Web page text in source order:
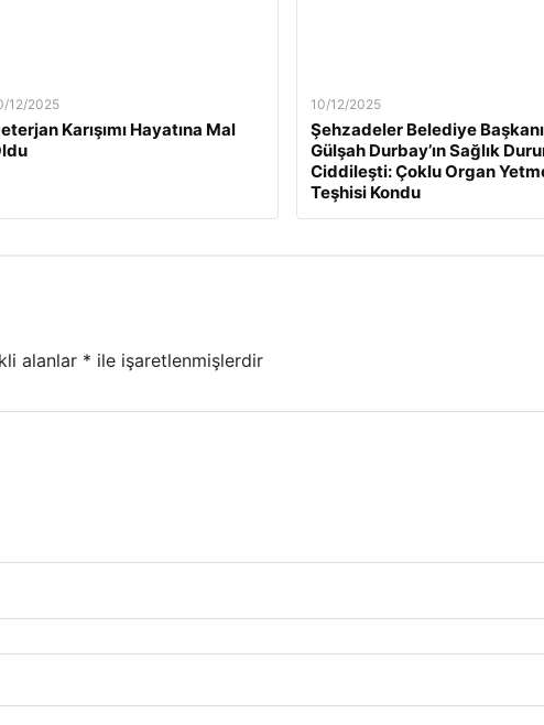
12/2025
Karışımı Hayatına Mal
10/12/2025
Şehzadeler Belediye Başkanı
Gülşah Durbay’ın Sağlık
Ciddileşti: Çoklu Organ
Teşhisi Kondu
alanlar * ile işaretlenmişlerdir